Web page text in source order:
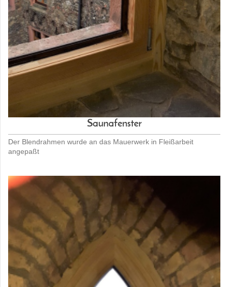
Saunafenster
Der Blendrahmen wurde an das Mauerwerk in Fleißarbeit
angepaßt